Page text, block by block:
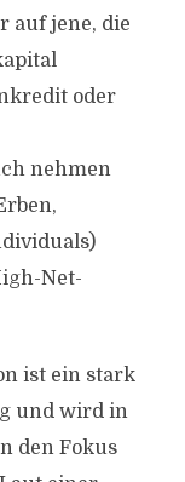
auf jene, die
oder
nehmen
Net-
ist ein stark
und wird in
den Fokus